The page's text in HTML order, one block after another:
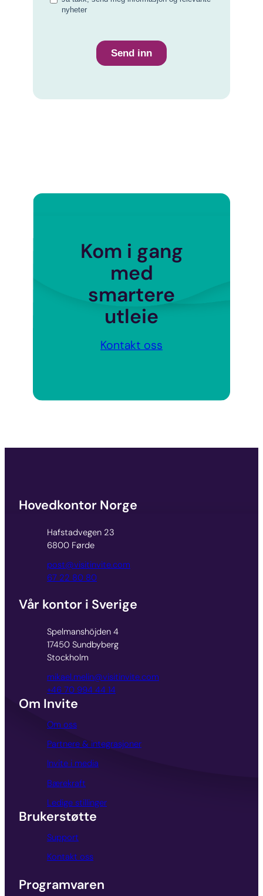
Kom i gang
med
smartere
utleie
Kontakt oss
Hovedkontor Norge
Hafstadvegen 23
6800 Førde
post@visitinvite.com
67 22 80 80
Vår kontor i Sverige
Spelmanshöjden 4
17450 Sundbyberg
Stockholm
mikael.melin@visitinvite.com
+46 70 994 44 14
Om Invite
Om oss
Partnere & integrasjoner
Invite i media
Bærekraft
Ledige stillinger
Brukerstøtte
Support
Kontakt oss
Programvaren